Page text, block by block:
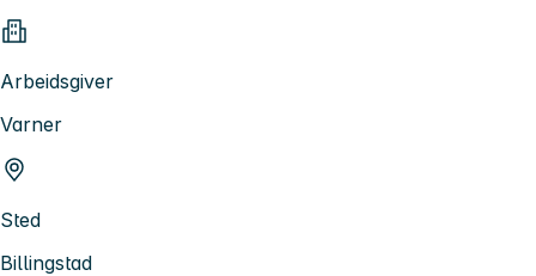
Arbeidsgiver
Varner
Sted
Billingstad